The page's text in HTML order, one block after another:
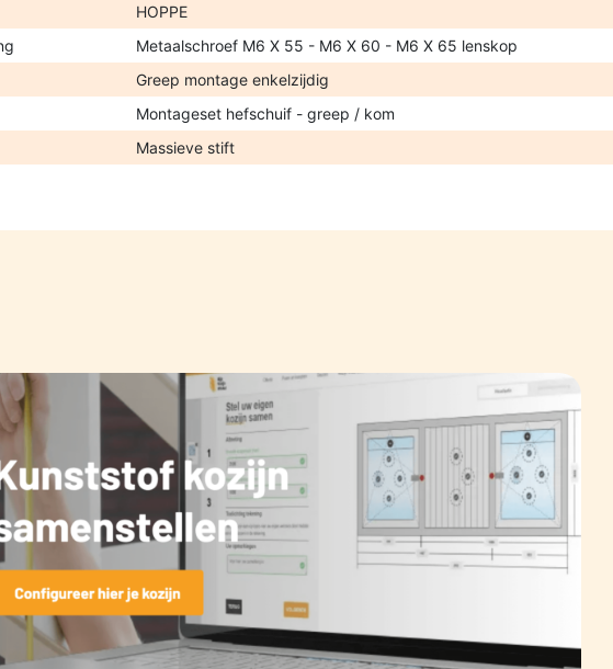
HOPPE
Metaalschroef M6 X 55 - M6 X 60 - M6 X 65 lenskop
Greep montage enkelzijdig
Montageset hefschuif - greep / kom
Massieve stift